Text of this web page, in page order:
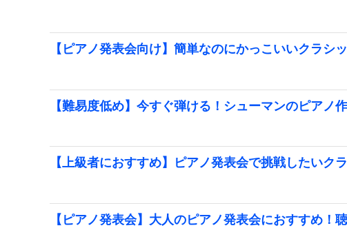
【ピアノ発表会向け】簡単なのにかっこいいクラシ
【難易度低め】今すぐ弾ける！シューマンのピアノ
【上級者におすすめ】ピアノ発表会で挑戦したいク
【ピアノ発表会】大人のピアノ発表会におすすめ！